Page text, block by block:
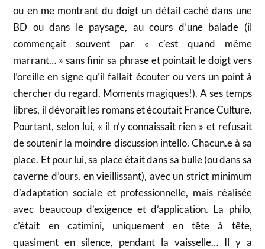
ou en me montrant du doigt un détail caché dans une
BD ou dans le paysage, au cours d’une balade (il
commençait souvent par « c’est quand même
marrant… » sans finir sa phrase et pointait le doigt vers
l’oreille en signe qu’il fallait écouter ou vers un point à
chercher du regard. Moments magiques!). A ses temps
libres, il dévorait les romans et écoutait France Culture.
Pourtant, selon lui, « il n’y connaissait rien » et refusait
de soutenir la moindre discussion intello. Chacun.e à sa
place. Et pour lui, sa place était dans sa bulle (ou dans sa
caverne d’ours, en vieillissant), avec un strict minimum
d’adaptation sociale et professionnelle, mais réalisée
avec beaucoup d’exigence et d’application. La philo,
c’était en catimini, uniquement en tête à tête,
quasiment en silence, pendant la vaisselle… Il y a